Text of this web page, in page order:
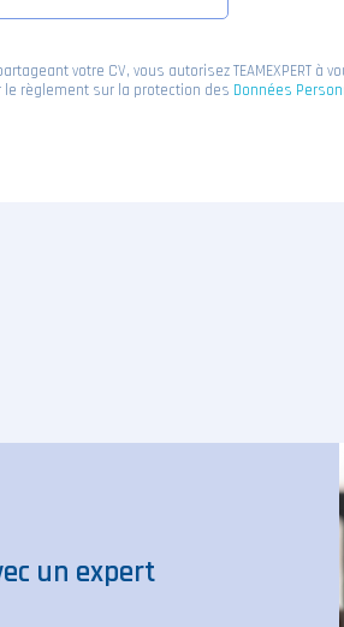
votre CV, vous autorisez TEAMEXPERT à
le règlement sur la protection des Données
un expert